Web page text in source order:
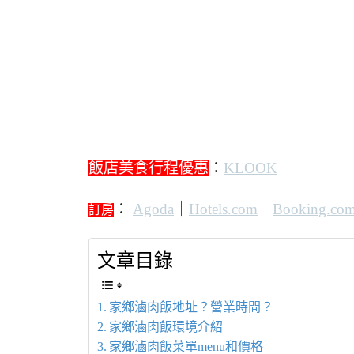
飯店美食行程優惠 ： KLOOK
訂房 ： Agoda Hotels.com
文章目錄
家鄉滷肉飯地址？營業時間？
家鄉滷肉飯環境介紹
家鄉滷肉飯菜單menu和價格